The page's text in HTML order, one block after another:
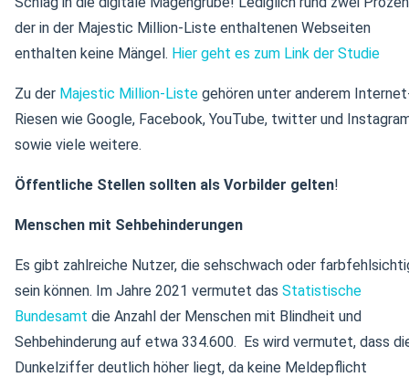
der in der Majestic Million-Liste enthaltenen Webseiten
enthalten keine Mängel. Hier geht es zum Link der Studie
Zu der Majestic Million-Liste gehören unter anderem
Riesen wie Google, Facebook, YouTube, twitter und
sowie viele weitere.
Öffentliche Stellen sollten als Vorbilder gelten!
Menschen mit Sehbehinderungen
Es gibt zahlreiche Nutzer, die sehschwach oder
sein können. Im Jahre 2021 vermutet das Statistische
Bundesamt die Anzahl der Menschen mit Blindheit und
Sehbehinderung auf etwa 334.600. Es wird vermutet, dass
Dunkelziffer deutlich höher liegt, da keine Meldepflicht